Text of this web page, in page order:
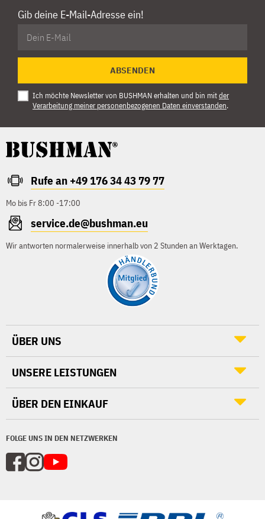
Gib deine E-Mail-Adresse ein!
ABSENDEN
Ich möchte Newsletter von BUSHMAN erhalten und bin mitder
Verarbeitung meiner personenbezogenen Daten einverstanden.
Rufe an +49 176 34 43 79 77
Mo bis Fr 8:00 -17:00
service.de@bushman.eu
Wir antworten normalerweise innerhalb von 2 Stunden an Werktagen.
FOLGE UNS IN DEN NETZWERKEN
ÜBER UNS
UNSERE LEISTUNGEN
ÜBER DEN EINKAUF